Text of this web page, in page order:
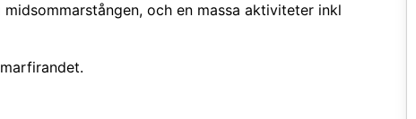
och en massa aktiviteter inkl